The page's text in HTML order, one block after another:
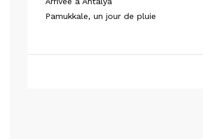
Pamukkale, un jour de pluie